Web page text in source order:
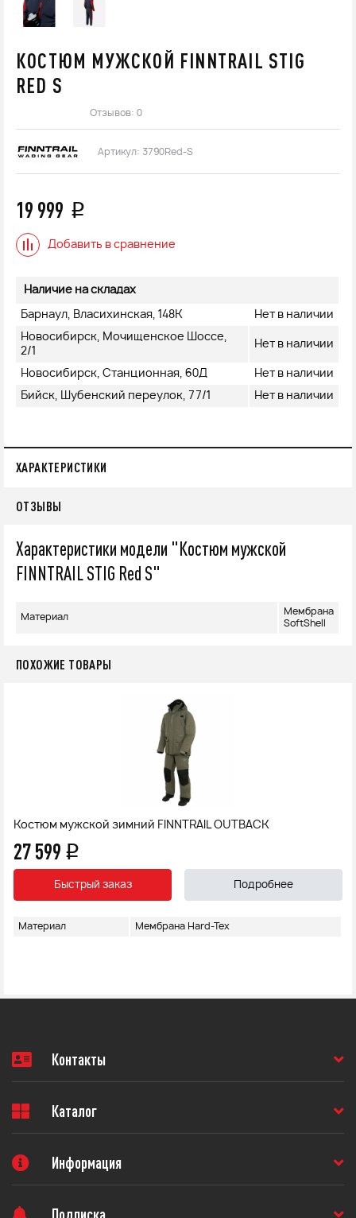
КОСТЮМ МУЖСКОЙ FINNTRAIL STIG
RED S
Отзывов: 0
Артикул: 3790Red-S
19 999 q
Добавить в сравнение
Наличие на складах
Барнаул, Власихинская, 148К
Нет в наличии
Новосибирск, Мочищенское Шоссе,
2/1
Нет в наличии
Новосибирск, Станционная, 60Д
Нет в наличии
Бийск, Шубенский переулок, 77/1
Нет в наличии
ХАРАКТЕРИСТИКИ
ОТЗЫВЫ
Характеристики модели "Костюм мужской
FINNTRAIL STIG Red S"
Материал
Mембрана
SoftShell
ПОХОЖИЕ ТОВАРЫ
Костюм мужской зимний FINNTRAIL OUTBACK
27 599 q
Быстрый заказ Подробнее
Материал Мембрана Hard-Tex
Контакты
Каталог
Информация